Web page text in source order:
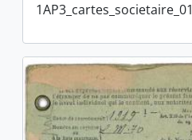
1AP3_cartes_societaire_01